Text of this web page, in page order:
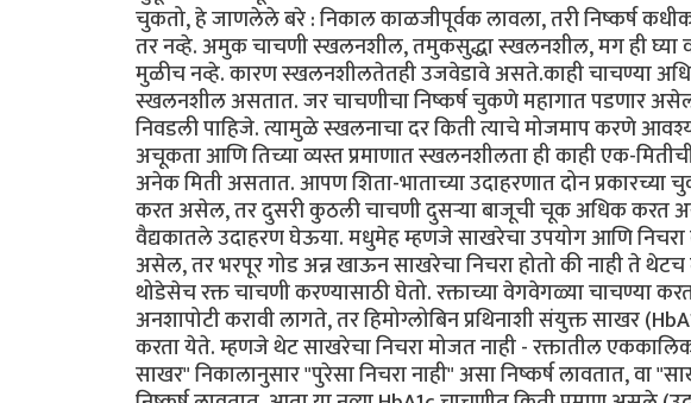
चुकतो, हे जाणलेले बरे : निकाल काळजीपूर्वक लावला, तरी निष्कर्ष
तर नव्हे. अमुक चाचणी स्खलनशील, तमुकसुद्धा स्खलनशील, मग ही घ्या
मुळीच नव्हे. कारण स्खलनशीलतेतही उजवेडावे असते.काही चाचण्या
स्खलनशील असतात. जर चाचणीचा निष्कर्ष चुकणे महागात पडणार
निवडली पाहिजे. त्यामुळे स्खलनाचा दर किती त्याचे मोजमाप करणे
अचूकता आणि तिच्या व्यस्त प्रमाणात स्खलनशीलता ही काही एक-
अनेक मिती असतात. आपण शिता-भाताच्या उदाहरणात दोन
करत असेल, तर दुसरी कुठली चाचणी दुसर्‍या बाजूची चूक अधिक करत
वैद्यकातले उदाहरण घेऊया. मधुमेह म्हणजे साखरेचा उपयोग आणि निचरा
असेल, तर भरपूर गोड अन्न खाऊन साखरेचा निचरा होतो की नाही ते
थोडेसेच रक्त चाचणी करण्यासाठी घेतो. रक्ताच्या वेगवेगळ्या चाचण्या
अनशापोटी करावी लागते, तर हिमोग्लोबिन प्रथिनाशी संयुक्त साखर
करता येते. म्हणजे थेट साखरेचा निचरा मोजत नाही - रक्तातील
साखर" निकालानुसार "पुरेसा निचरा नाही" असा निष्कर्ष लावतात, वा